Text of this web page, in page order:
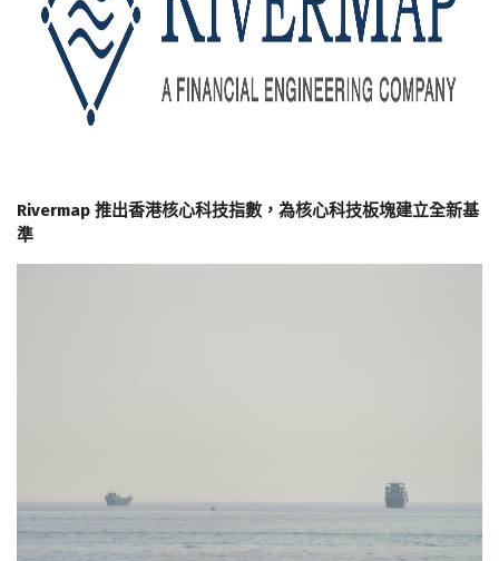
Rivermap 推出香港核心科技指數，為核心科技板塊建立全新基
準